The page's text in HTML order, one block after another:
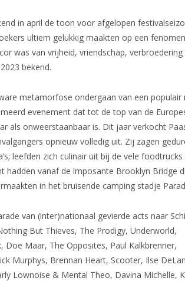
in april de toon voor afgelopen
ultiem gelukkig maakten op een
was van vrijheid, vriendschap, verbroedering
bekend.
metamorfose ondergaan van een populair
evenement dat tot de top van de
als onweerstaanbaar is. Dit jaar verkocht
opnieuw volledig uit. Zij zagen
leefden zich culinair uit bij de vele
hadden vanaf de imposante Brooklyn Bridge
in het bruisende camping stadje
van (inter)nationaal gevierde acts naar
But Thieves, The Prodigy, Underworld,
Doe Maar, The Opposites, Paul Kalkbrenner,
Murphys, Brennan Heart, Scooter, Ilse
Lownoise & Mental Theo, Davina Michelle,